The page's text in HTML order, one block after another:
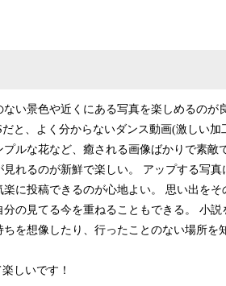
い景色や近くにある写真を楽しめるのが
と、よく分からないダンス動画(激しい
ルな花など、癒される画像ばかりで素敵
れるのが新鮮で楽しい。 アップする写
に投稿できるのが心地よい。 思い出を
の見てる今を重ねることもできる。 小説
を想像したり、行ったことのない場所を
しいです！